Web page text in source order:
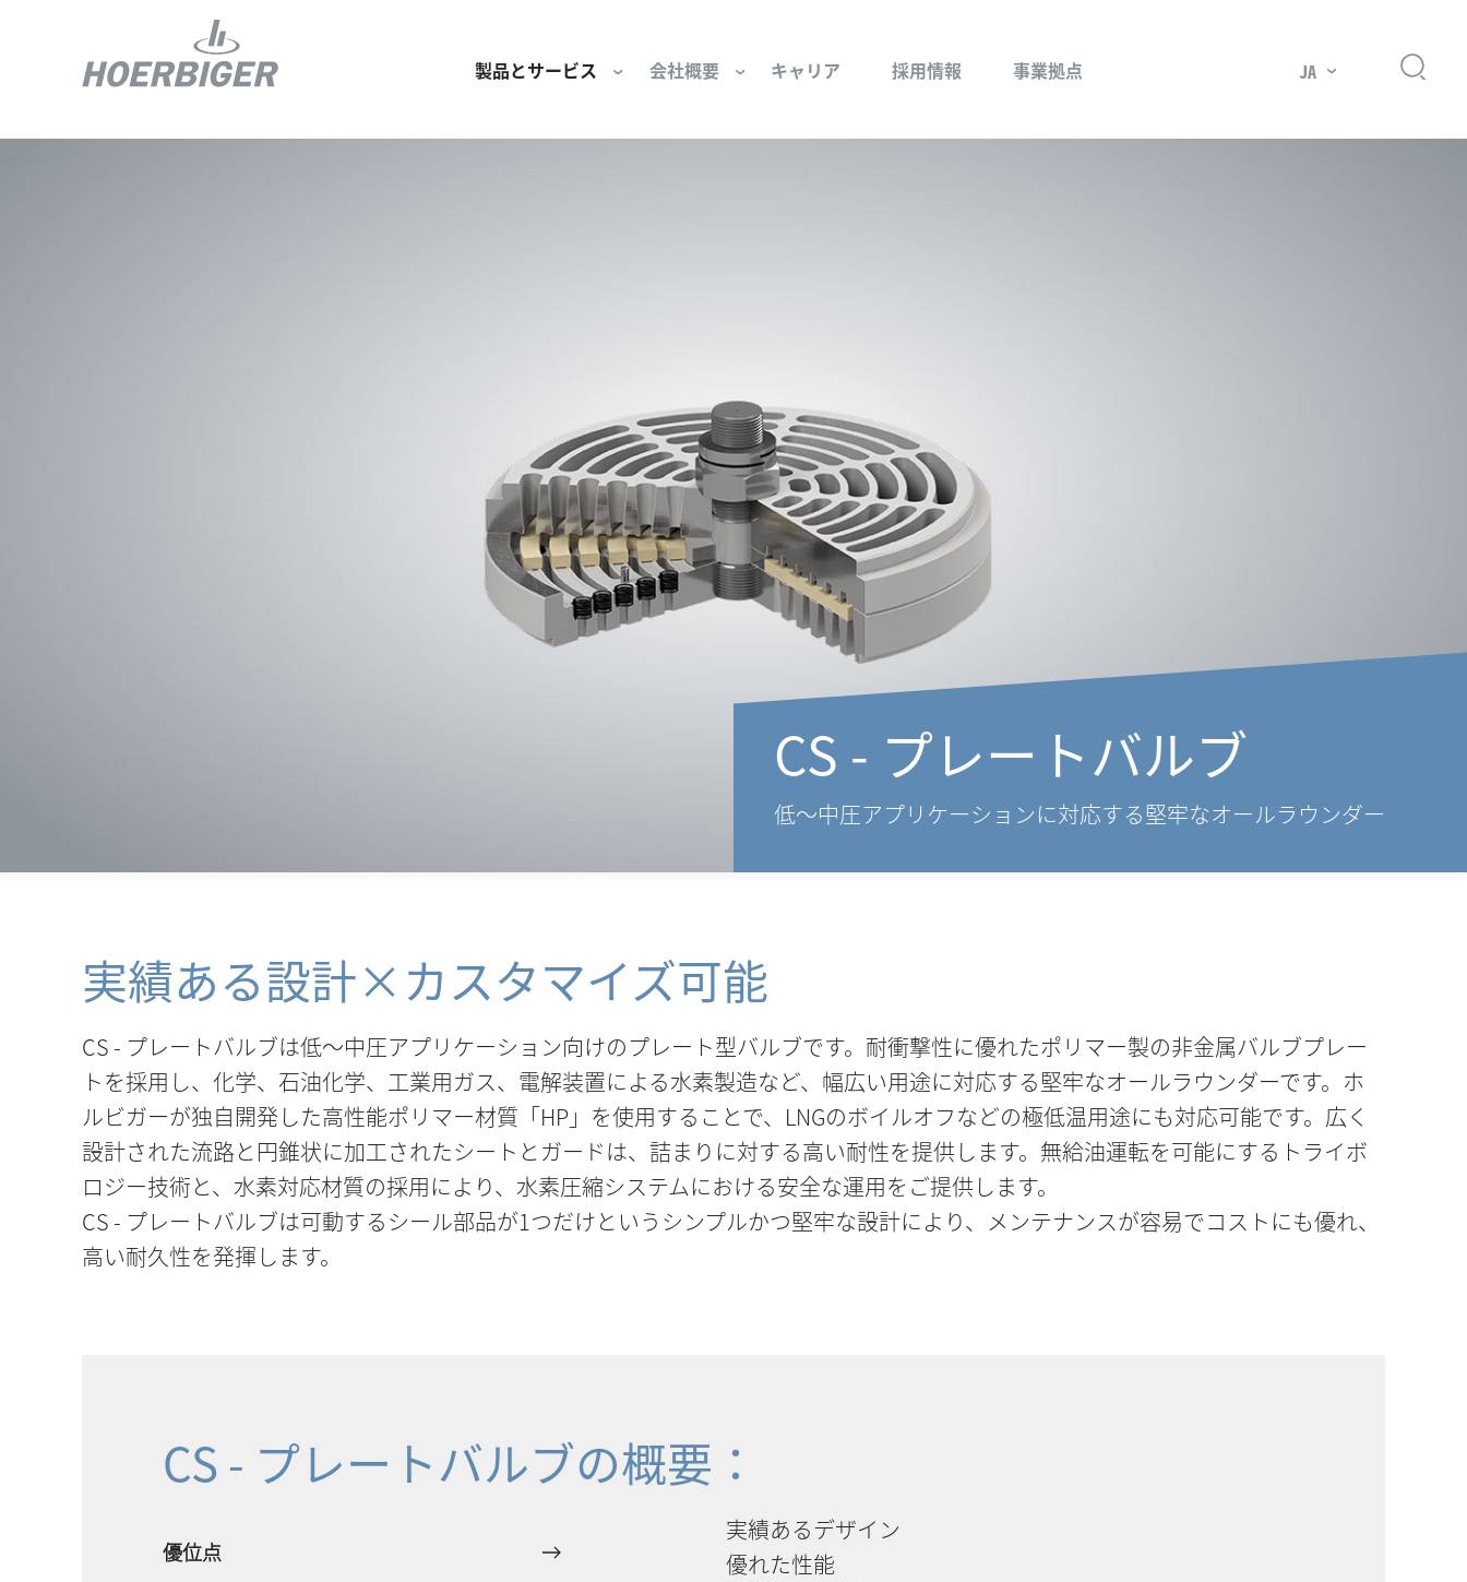
製品とサービス 会社概要
私たちの原点
キャリア 採用情報 事業拠点 JA
CS - プレートバルブ
低〜中圧アプリケーションに対応する堅牢なオールラウンダー
実績ある設計×カスタマイズ可能
CS - プレートバルブは低～中圧アプリケーション向けのプレート型バルブです。耐衝撃性に優れたポリマー製の非金属バルブプレー
トを採用し、化学、石油化学、工業用ガス、電解装置による水素製造など、幅広い用途に対応する堅牢なオールラウンダーです。ホ
ルビガーが独自開発した高性能ポリマー材質「HP」を使用することで、LNGのボイルオフなどの極低温用途にも対応可能です。広く
設計された流路と円錐状に加工されたシートとガードは、詰まりに対する高い耐性を提供します。無給油運転を可能にするトライボ
ロジー技術と、水素対応材質の採用により、水素圧縮システムにおける安全な運用をご提供します。
CS - プレートバルブは可動するシール部品が1つだけというシンプルかつ堅牢な設計により、メンテナンスが容易でコストにも優れ、
高い耐久性を発揮します。
CS - プレートバルブの概要：
優位点
実績あるデザイン
優れた性能